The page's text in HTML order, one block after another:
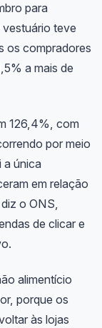
para
teve
os compradores
a mais de
126,4%, com
por meio
a única
em relação
o ONS,
de clicar e
alimentício
porque os
às lojas